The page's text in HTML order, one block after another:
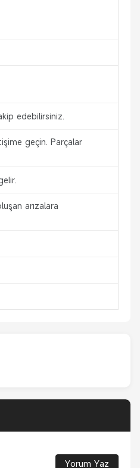
edebilirsiniz.
geçin. Parçalar
arızalara
Yorum Yaz